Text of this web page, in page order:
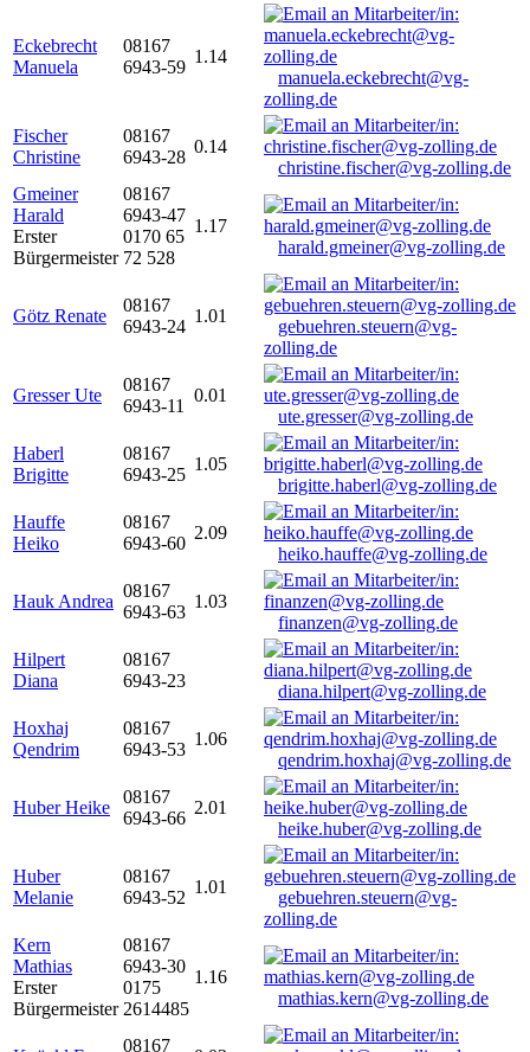
Eckebrecht
Manuela
08167
6943-59
1.14
manuela.eckebrecht@vg-
zolling.de
Fischer
Christine
08167
6943-28
0.14
christine.fischer@vg-zolling.de
Gmeiner
Harald
Erster
Bürgermeister
08167
6943-47
0170 65
72 528
1.17
harald.gmeiner@vg-zolling.de
Götz Renate
08167
6943-24
1.01
gebuehren.steuern@vg-
zolling.de
Gresser Ute
08167
6943-11
0.01
ute.gresser@vg-zolling.de
Haberl
Brigitte
08167
6943-25
1.05
brigitte.haberl@vg-zolling.de
Hauffe
Heiko
08167
6943-60
2.09
heiko.hauffe@vg-zolling.de
Hauk Andrea
08167
6943-63
1.03
finanzen@vg-zolling.de
Hilpert
Diana
08167
6943-23
diana.hilpert@vg-zolling.de
Hoxhaj
Qendrim
08167
6943-53
1.06
qendrim.hoxhaj@vg-zolling.de
Huber Heike
08167
6943-66
2.01
heike.huber@vg-zolling.de
Huber
Melanie
08167
6943-52
1.01
gebuehren.steuern@vg-
zolling.de
Kern
Mathias
Erster
Bürgermeister
08167
6943-30
0175
2614485
1.16
mathias.kern@vg-zolling.de
08167